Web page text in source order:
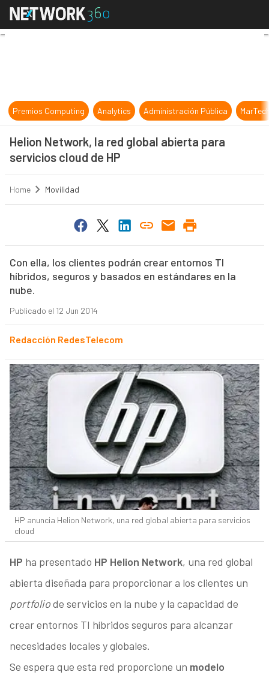
Helion Network, la red global
Premios Computing Analytics Administración Pública
Helion Network, la red global abierta para
servicios cloud de HP
Home Movilidad
Con ella, los clientes podrán crear entornos TI
híbridos, seguros y basados en estándares en la
nube.
Publicado el 12 Jun 2014
Redacción RedesTelecom
HP anuncia Helion Network, una red global abierta para servicios
cloud
HP ha presentado HP Helion Network, una red global
abierta diseñada para proporcionar a los clientes un
portfoliode servicios en la nube y la capacidad de
crear entornos TI híbridos seguros para alcanzar
necesidades locales y globales.
Se espera que esta red proporcione un modelo